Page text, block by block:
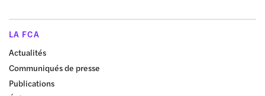
LA FCA
Actualités
Communiqués de presse
Publications